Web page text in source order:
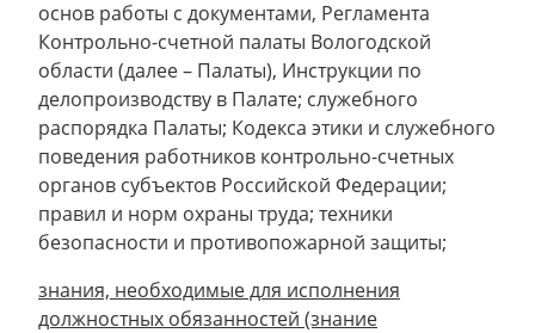
основ работы с документами, Регламента
Контрольно-счетной палаты Вологодской
области (далее – Палаты), Инструкции по
делопроизводству в Палате; служебного
распорядка Палаты; Кодекса этики и служебного
поведения работников контрольно-счетных
органов субъектов Российской Федерации;
правил и норм охраны труда; техники
безопасности и противопожарной защиты;
знания, необходимые для исполнения
должностных обязанностей (знание